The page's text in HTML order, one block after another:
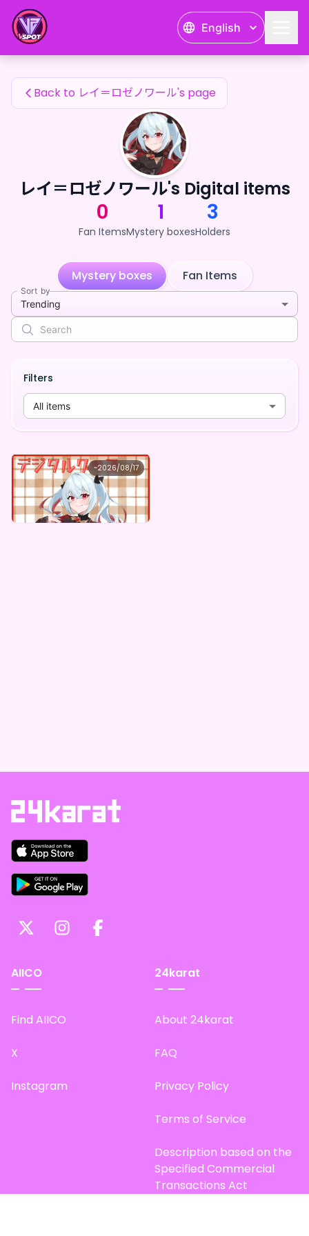
English
レイ＝ロゼノワール's Fan Items
Back to レイ＝ロゼノワール's page
レイ＝ロゼノワール's Digital items
0
Fan Items
1
Mystery boxes
3
Holders
Mystery boxes Fan Items
Sort by
Trending
Filters
All items
~2026/08/17
レイ＝ロゼノワール
レイ=ロゼノワール ×Vガスト開店！
Lowest price
¥1,100 Purchase Here
AIICO
Find AIICO
X
Instagram
24karat
About 24karat
FAQ
Privacy Policy
Terms of Service
Description based on the
Specified Commercial
Transactions Act
レイ＝ロゼノワール's Fan Items — 24karat